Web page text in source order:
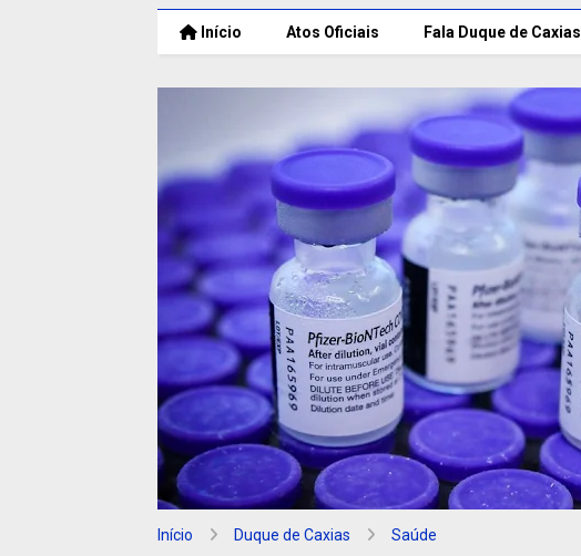
Início Atos Oficiais Fala Duque de Caxias
Início Duque de Caxias Saúde